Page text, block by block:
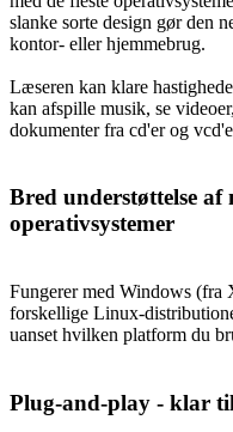
slanke sorte design gør den
kontor- eller hjemmebrug.
Læseren kan klare
kan afspille musik, se
dokumenter fra cd'er og
Bred understøttelse
operativsystemer
Fungerer med Windows
forskellige Linux-
uanset hvilken platform du
Plug-and-play - klar